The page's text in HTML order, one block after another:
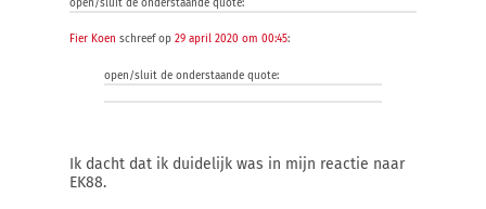
open/sluit de onderstaande quote:
Fier Koen schreef op 29 april 2020 om 00:45:
open/sluit de onderstaande quote:
Ik dacht dat ik duidelijk was in mijn reactie naar
EK88.